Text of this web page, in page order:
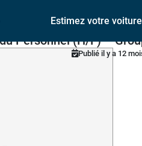
Estimez votre voiture
Personnel (H/F) –
Publié il y a 12